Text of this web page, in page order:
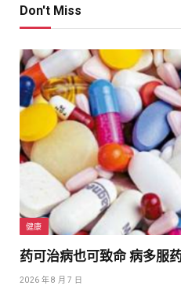
Don't Miss
健康
药可治病也可致命 病多服
2026 年 8 月 7 日